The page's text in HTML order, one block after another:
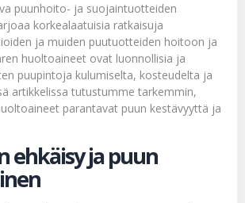
puunhoito- ja suojaintuotteiden
korkealaatuisia ratkaisuja
ja muiden puutuotteiden hoitoon ja
huoltoaineet ovat luonnollisia ja
puupintoja kulumiselta, kosteudelta ja
artikkelissa tutustumme tarkemmin,
parantavat puun kestävyyttä ja
ehkäisy ja puun